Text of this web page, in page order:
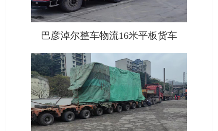
巴彦淖尔整车物流16米平板货车